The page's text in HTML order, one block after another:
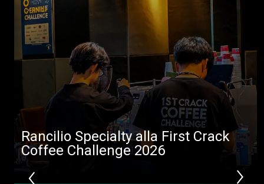
Rancilio Specialty alla First Crack
Coffee Challenge 2026